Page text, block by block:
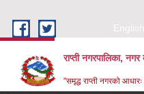
English
राप्ती नगरपालिका, नगर
"समृद्ध राप्ती नगरको आधारः